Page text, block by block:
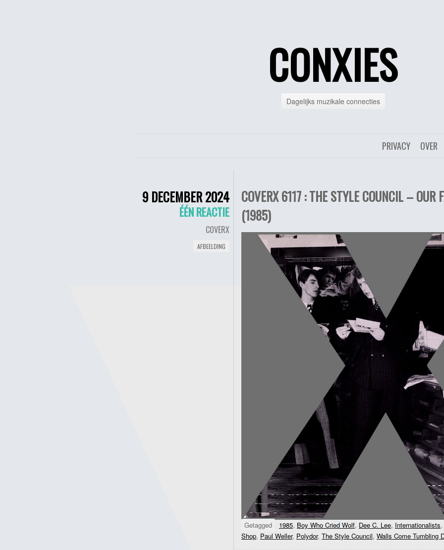
CONXIES
Dagelijks muzikale connecties
OVER
PRIVACY
9 DECEMBER 2024
ÉÉN REACTIE
COVERX
AFBEELDING
COVERX 6117 : THE STYLE COUNCIL – OUR
(1985)
Getagged 1985, Boy Who Cried Wolf, Dee C. Lee, Internationalists,
Shop, Paul Weller, Polydor, The Style Council, Walls Come Tumbling